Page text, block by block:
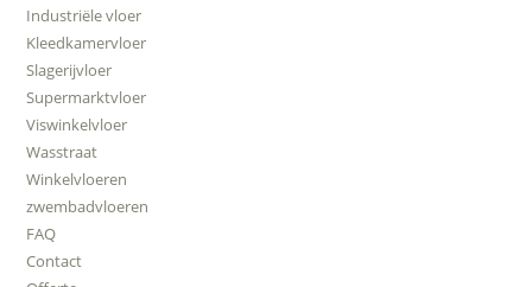
Industriële vloer
Kleedkamervloer
Slagerijvloer
Supermarktvloer
Viswinkelvloer
Wasstraat
Winkelvloeren
zwembadvloeren
FAQ
Contact